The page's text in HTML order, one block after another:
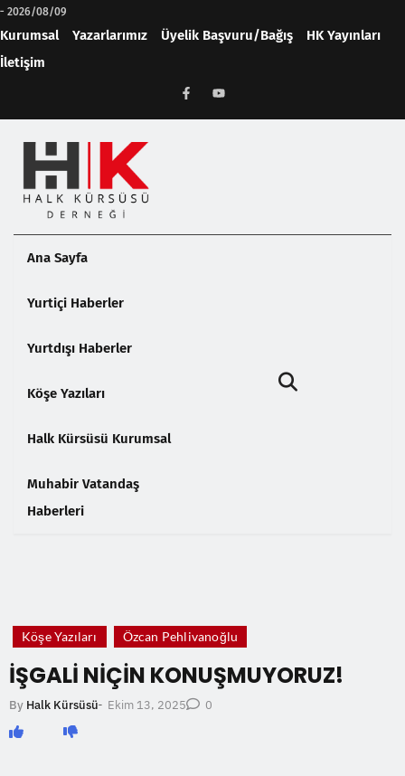
- 2026/08/09
Kurumsal Yazarlarımız Üyelik Başvuru/Bağış
HK Yayınları
İletişim
Ana Sayfa
Yurtiçi Haberler
Yurtdışı Haberler
Köşe Yazıları
Halk Kürsüsü Kurumsal
Muhabir Vatandaş
Haberleri
Köşe Yazıları Özcan Pehlivanoğlu
İŞGALİ NİÇİN KONUŞMUYORUZ!
By Halk Kürsüsü- Ekim 13, 2025 0